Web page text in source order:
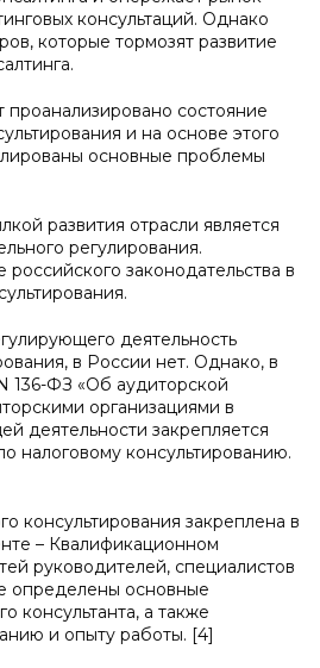
консультаций. Однако
которые тормозят развитие
проанализировано состояние
и на основе этого
основные проблемы
развития отрасли является
регулирования.
законодательства в
деятельность
в России нет. Однако, в
136-ФЗ «Об аудиторской
организациями в
деятельности закрепляется
налоговому консультированию.
консультирования закреплена в
– Квалификационном
руководителей, специалистов
определены основные
консультанта, а также
и опыту работы. [4]